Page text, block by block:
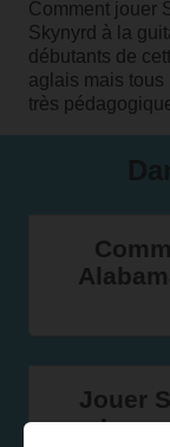
Comment jouer
Skynyrd à la
débutants de
aglais mais
très
Jouer